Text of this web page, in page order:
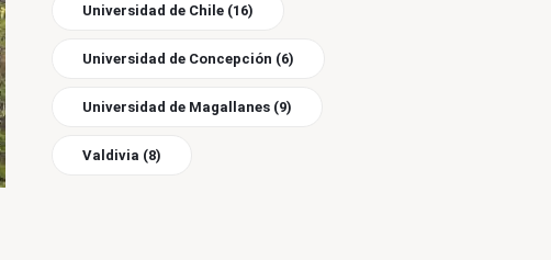
Universidad de Chile (16)
Universidad de Concepción (6)
Universidad de Magallanes (9)
Valdivia (8)